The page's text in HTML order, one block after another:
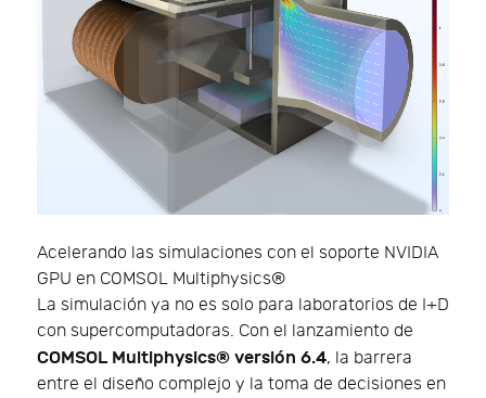
Acelerando las simulaciones con el soporte NVIDIA
GPU en COMSOL Multiphysics®
La simulación ya no es solo para laboratorios de I+D
con supercomputadoras. Con el lanzamiento de
COMSOL Multiphysics® versión 6.4, la barrera
entre el diseño complejo y la toma de decisiones en